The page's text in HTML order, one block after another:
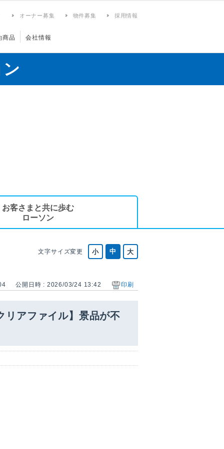
オーナー募集 物件募集 採用情報
商品 会社情報
お客さまと共に歩む
ローソン
文字サイズ変更
公開日時 : 2026/03/24 13:42 印刷
リアファイル】景品が不